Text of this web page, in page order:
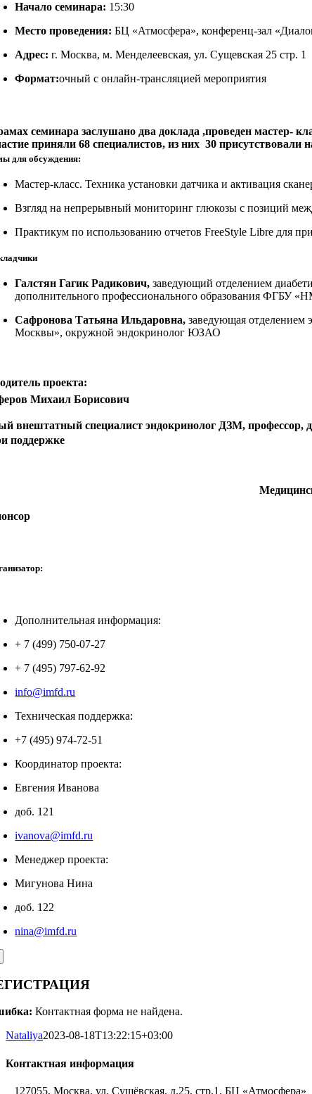
Начало семинара: 15:30
Место проведения: БЦ «Атмосфера», конференц-зал
Адрес: г. Москва, м. Менделеевская, ул. Сущевская 25 стр. 1
Формат:очный с онлайн-трансляцией мероприятия
семинара заслушано два доклада ,проведен мастер-
приняли 68 специалистов, из них 30
для обсуждения:
Мастер-класс. Техника установки датчика и активация
Взгляд на непрерывный мониторинг глюкозы с позиций
Практикум по использованию отчетов FreeStyle Libre для
Галстян Гагик Радикович, заведующий отделением
дополнительного профессионального образования ФГБУ
Сафронова Татьяна Ильдаровна, заведующая отделением
Москвы», окружной эндокринолог ЮЗАО
проекта:
Михаил Борисович
внештатный специалист эндокринолог ДЗМ, профессор,
поддержке
Дополнительная информация:
+ 7 (499) 750-07-27
+ 7 (495) 797-62-92
info@imfd.ru
Техническая поддержка:
+7 (495) 974-72-51
Координатор проекта:
Евгения Иванова
доб. 121
ivanova@imfd.ru
Менеджер проекта:
Мигунова Нина
доб. 122
nina@imfd.ru
Контактная форма не найдена.
Nataliya2023-08-18T13:22:15+03:00
Контактная информация
127055, Москва, ул. Сущёвская, д.25, стр.1, БЦ «Атмосфера»